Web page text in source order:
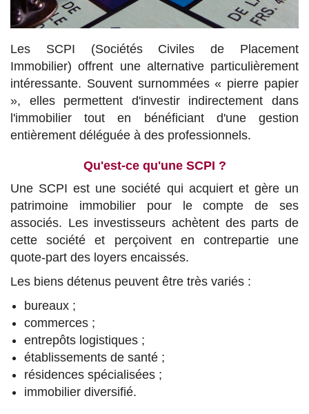
Les SCPI (Sociétés Civiles de Placement
Immobilier) offrent une alternative particulièrement
intéressante. Souvent surnommées « pierre papier
», elles permettent d'investir indirectement dans
l'immobilier tout en bénéficiant d'une gestion
entièrement déléguée à des professionnels.
Qu'est-ce qu'une SCPI ?
Une SCPI est une société qui acquiert et gère un
patrimoine immobilier pour le compte de ses
associés. Les investisseurs achètent des parts de
cette société et perçoivent en contrepartie une
quote-part des loyers encaissés.
Les biens détenus peuvent être très variés :
bureaux ;
commerces ;
entrepôts logistiques ;
établissements de santé ;
résidences spécialisées ;
immobilier diversifié.